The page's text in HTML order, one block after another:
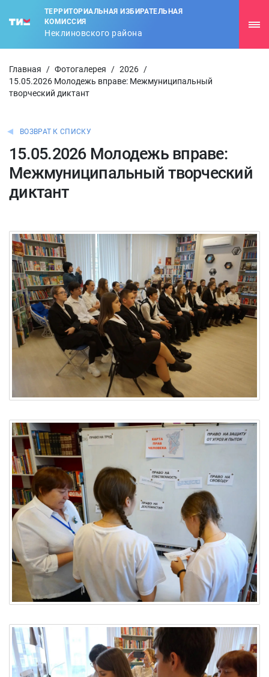
ТЕРРИТОРИАЛЬНАЯ ИЗБИРАТЕЛЬНАЯ
КОМИССИЯ
Неклиновского района
Главная / Фотогалерея / 2026 /
15.05.2026 Молодежь вправе: Межмуниципальный
творческий диктант
ВОЗВРАТ К СПИСКУ
15.05.2026 Молодежь вправе:
Межмуниципальный творческий
диктант